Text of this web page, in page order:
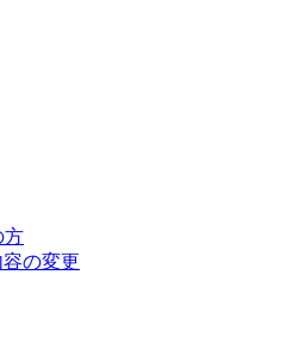
方
の変更